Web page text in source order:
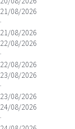
21/08/2026
·
21/08/2026
22/08/2026
·
22/08/2026
23/08/2026
·
23/08/2026
24/08/2026
·